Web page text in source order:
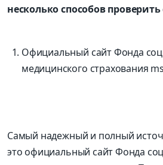
несколько способов проверить
Официальный сайт Фонда
медицинского страхования
Самый надежный и полный
это официальный сайт Фонда